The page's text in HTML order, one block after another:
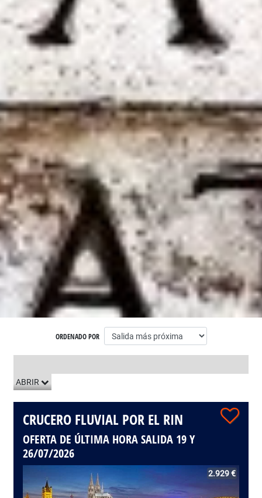
ORDENADO POR
ABRIR
CRUCERO FLUVIAL POR EL RIN
OFERTA DE ÚLTIMA HORA SALIDA 19 Y
26/07/2026
2.929 €